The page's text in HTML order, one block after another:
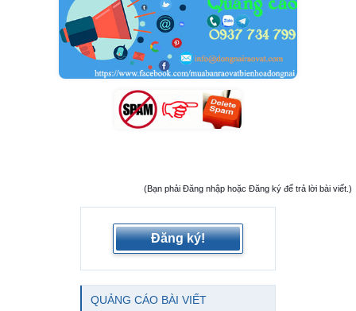
(Bạn phải Đăng nhập hoặc Đăng ký để trả lời bài viết.)
Đăng ký!
QUẢNG CÁO BÀI VIẾT